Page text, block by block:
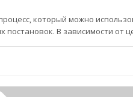
который можно
В зависимости от